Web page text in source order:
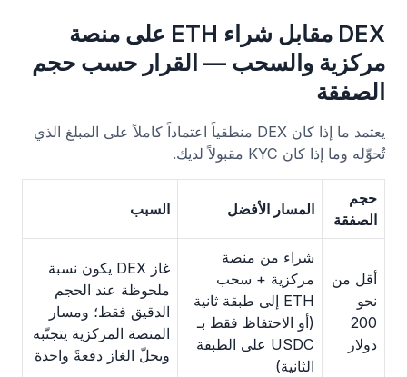
DEX مقابل شراء ETH على منصة
مركزية والسحب — القرار حسب حجم
الصفقة
يعتمد ما إذا كان DEX منطقياً اعتماداً كاملاً على المبلغ الذي
تُحوِّله وما إذا كان KYC مقبولاً لديك.
حجم
الصفقة
المسار الأفضل السبب
أقل من
نحو
200
دولار
شراء من منصة
مركزية + سحب
ETH إلى طبقة ثانية
(أو الاحتفاظ فقط بـ
USDC على الطبقة
الثانية)
غاز DEX يكون نسبة
ملحوظة عند الحجم
الدقيق فقط؛ ومسار
المنصة المركزية يتجنّبه
ويحلّ الغاز دفعةً واحدة